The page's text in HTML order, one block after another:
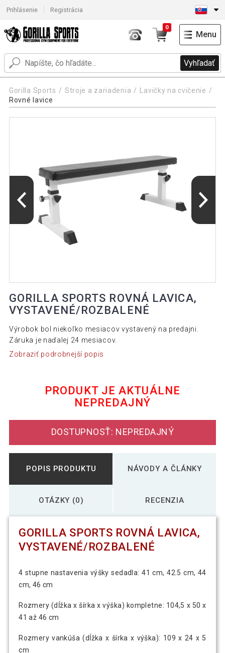
Prihlásenie Registrácia
Vyhľadať
0
Menu
Gorilla Sports Stroje a zariadenia
Lavičky na cvičenie
Rovné lavice
GORILLA SPORTS ROVNÁ LAVICA,
VYSTAVENÉ/ROZBALENÉ
Výrobok bol niekoľko mesiacov vystavený na predajni.
Záruka je naďalej 24 mesiacov.
Zobraziť podrobnejší popis
PRODUKT JE AKTUÁLNE
NEPREDAJNÝ
DOSTUPNOSŤ: NEPREDAJNÝ
POPIS PRODUKTU NÁVODY A ČLÁNKY
OTÁZKY (0) RECENZIA
GORILLA SPORTS ROVNÁ LAVICA,
VYSTAVENÉ/ROZBALENÉ
4 stupne nastavenia výšky sedadla: 41 cm, 42.5 cm, 44
cm, 46 cm
Rozmery (dĺžka x šírka x výška) kompletne: 104,5 x 50 x
41 až 46 cm
Rozmery vankúša (dĺžka x šírka x výška): 109 x 24 x 5
cm